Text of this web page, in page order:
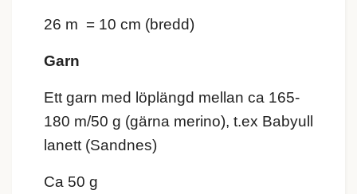
26 m = 10 cm (bredd)
Garn
Ett garn med löplängd mellan ca 165-
180 m/50 g (gärna merino), t.ex Babyull
lanett (Sandnes)
Ca 50 g